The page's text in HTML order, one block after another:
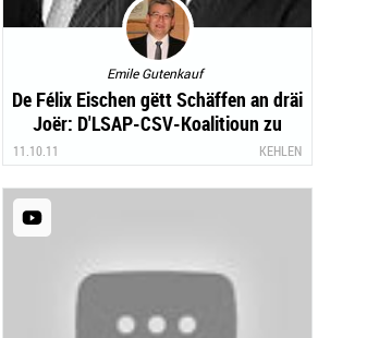
Emile Gutenkauf
De Félix Eischen gëtt Schäffen an dräi
Joër: D'LSAP-CSV-Koalitioun zu
11.10.11 KEHLEN